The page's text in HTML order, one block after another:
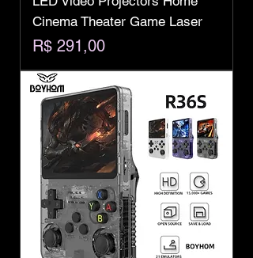
Cinema Theater Game Laser
Preço
R$ 291,00